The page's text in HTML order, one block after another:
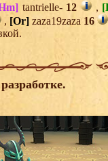
tantrielle- 12 ,
, [Or]zaza19zaza 16